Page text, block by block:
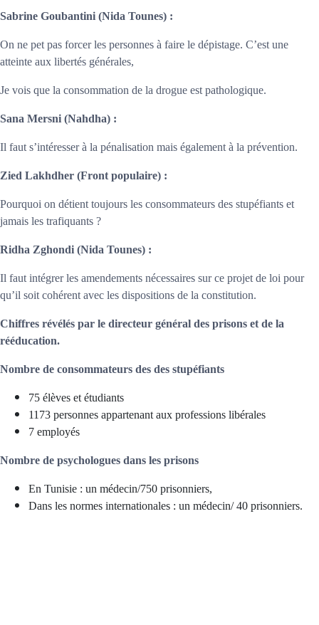
Sabrine Goubantini(Nida Tounes) :
On ne pet pas forcer les personnes à faire le dépistage. C’est une
atteinte aux libertés générales,
Je vois que la consommation de la drogue est pathologique.
Sana Mersni(Nahdha) :
Il faut s’intéresser à la pénalisation mais également à la prévention.
Zied Lakhdher(Front populaire) :
Pourquoi on détient toujours les consommateurs des stupéfiants et
jamais les trafiquants ?
Ridha Zghondi(Nida Tounes) :
Il faut intégrer les amendements nécessaires sur ce projet de loi pour
qu’il soit cohérent avec les dispositions de la constitution.
Chiffres révélés par le directeur général des prisons et de la
rééducation.
Nombre de consommateurs des des stupéfiants
75 élèves et étudiants
1173 personnes appartenant aux professions libérales
7 employés
Nombre de psychologues dans les prisons
En Tunisie : un médecin/750 prisonniers,
Dans les normes internationales : un médecin/ 40 prisonniers.